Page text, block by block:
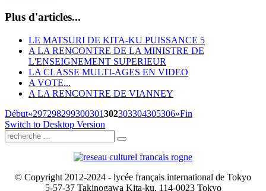
Plus d'articles...
LE MATSURI DE KITA-KU PUISSANCE 5
A LA RENCONTRE DE LA MINISTRE DE
L'ENSEIGNEMENT SUPERIEUR
LA CLASSE MULTI-AGES EN VIDEO
A VOTE...
A LA RENCONTRE DE VIANNEY
Début«297298299300301302303304305306»Fin
Switch to Desktop Version
© Copyright 2012-2024 - lycée français international de Tokyo
5-57-37 Takinogawa Kita-ku, 114-0023 Tokyo